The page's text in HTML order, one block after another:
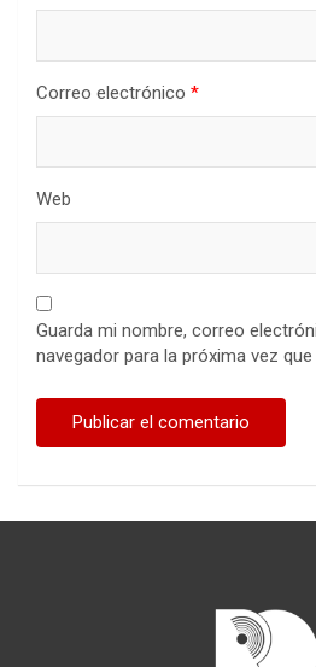
Correo electrónico *
Web
Guarda mi nombre, correo
navegador para la próxima vez